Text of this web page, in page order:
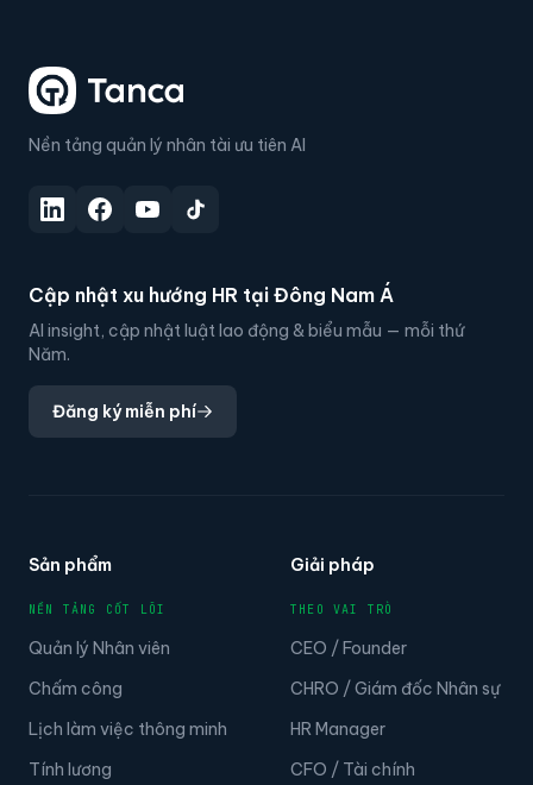
Nền tảng quản lý nhân tài ưu tiên AI
Cập nhật xu hướng HR tại Đông Nam Á
AI insight, cập nhật luật lao động & biểu mẫu — mỗi thứ
Năm.
Đăng ký miễn phí
Sản phẩm
NỀN TẢNG CỐT LÕI
Quản lý Nhân viên
Chấm công
Lịch làm việc thông minh
Tính lương
Giải pháp
THEO VAI TRÒ
CEO / Founder
CHRO / Giám đốc Nhân sự
HR Manager
CFO / Tài chính